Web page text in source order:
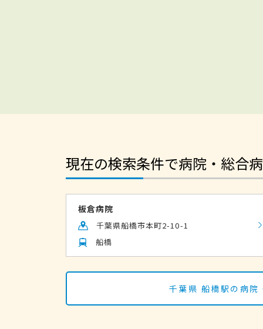
現在の検索条件で病院・総合
板倉病院
千葉県船橋市本町2-10-1
船橋
千葉県 船橋駅の病